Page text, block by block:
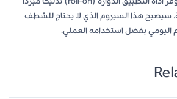
سيصبح هذا السيروم الذي لا يحتاج للشطف
اليومي بفضل استخدامه العملي.